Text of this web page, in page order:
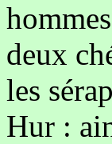
deux
les
Hur :